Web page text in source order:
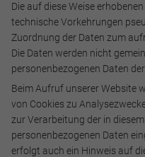
Die auf diese Weise
technische Vorkehrungen
Zuordnung der Daten zum
Die Daten werden nicht
personenbezogenen Daten
Beim Aufruf unserer Website
von Cookies zu
zur Verarbeitung der in
personenbezogenen Daten
erfolgt auch ein Hinweis auf